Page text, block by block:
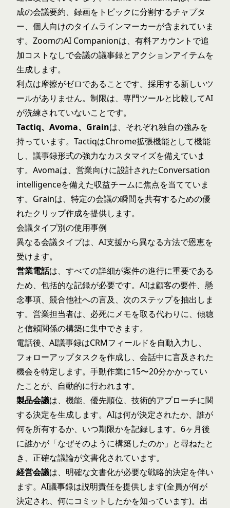
成の会議要約、録画をトピックに分割するチャプタ
ー、個人向けのタイムラインマーカーが含まれていま
す。ZoomのAI Companionは、有料アカウントで追
加コストなしで会議の議事録とアクションアイテムを
生成します。
利点は摩擦がゼロであることです。採用する新しいツ
ールがありません。制限は、専門ツールと比較してAI
が洗練されていないことです。
Tactiq、Avoma、Grainは、それぞれ独自の強みを
持っています。TactiqはChrome拡張機能として機能
し、議事録形式の強力なカスタマイズを備えていま
す。Avomaは、営業向けに設計されたConversation
intelligenceを備えた収益チームに焦点を当てていま
す。Grainは、特定の会議の瞬間を共有するための優
れたクリップ作成を提供します。
会議タイプ別の使用事例
異なる会議タイプは、AI支援から異なる方法で恩恵を
受けます。
営業電話は、すべての詳細が案件の進行に重要である
ため、包括的な記録が必要です。AIは顧客の要件、懸
念事項、競合他社への言及、次のステップを抽出しま
す。営業担当者は、必死にメモを取る代わりに、傾聴
と信頼関係の構築に集中できます。
電話後、AI議事録はCRMフィールドを自動入力し、
フォローアップタスクを作成し、会話中に言及された
機会を特定します。手動作業に15〜20分かかってい
たことが、自動的に行われます。
製品会議は、機能、優先順位、技術的アプローチに関
する決定を生成します。AIは何が決定されたか、誰が
何を所有するか、いつ期限かを記録します。6ヶ月後
に誰かが「なぜそのように構築したのか」と尋ねたと
き、正確な議論が文書化されています。
経営会議は、明確な文書化が必要な戦略的決定を伴い
ます。AI議事録は説明責任を提供します(全員が何が
決定され、何にコミットしたかを知っています)。出